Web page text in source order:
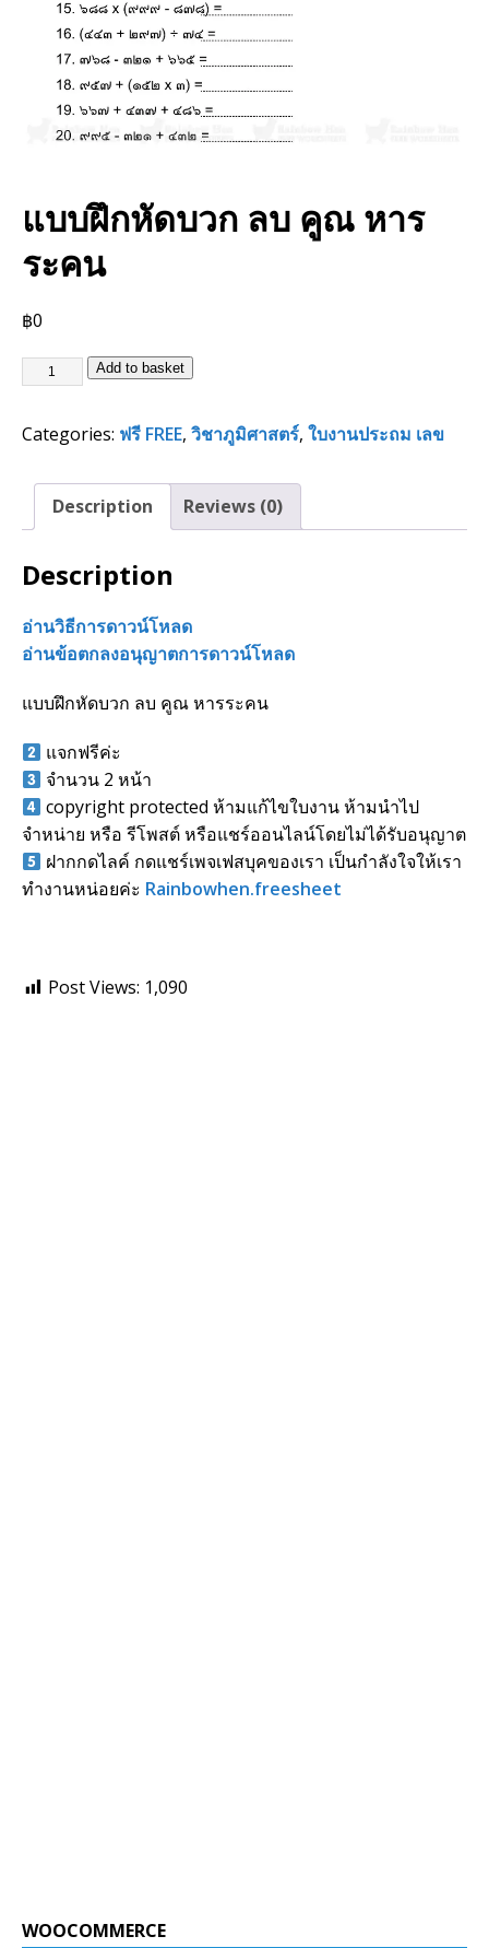
แบบฝึกหัดบวก ลบ คูณ หาร
ระคน
฿0
Add to basket
Categories: ฟรี FREE, วิชาภูมิศาสตร์, ใบงานประถม เลข
Description Reviews (0)
Description
อ่านวิธีการดาวน์โหลด
อ่านข้อตกลงอนุญาตการดาวน์โหลด
แบบฝึกหัดบวก ลบ คูณ หารระคน
แจกฟรีค่ะ
จำนวน 2 หน้า
copyright protected ห้ามแก้ไขใบงาน ห้ามนำไป
จำหน่าย หรือ รีโพสต์ หรือแชร์ออนไลน์โดยไม่ได้รับอนุญาต
ฝากกดไลค์ กดแชร์เพจเฟสบุคของเรา เป็นกำลังใจให้เรา
ทำงานหน่อยค่ะ Rainbowhen.freesheet
Post Views: 1,090
WOOCOMMERCE